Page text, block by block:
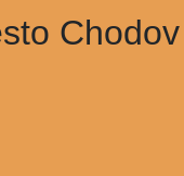
Chodov